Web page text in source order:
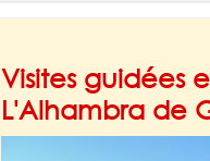
Visites guidées
L'Alhambra de